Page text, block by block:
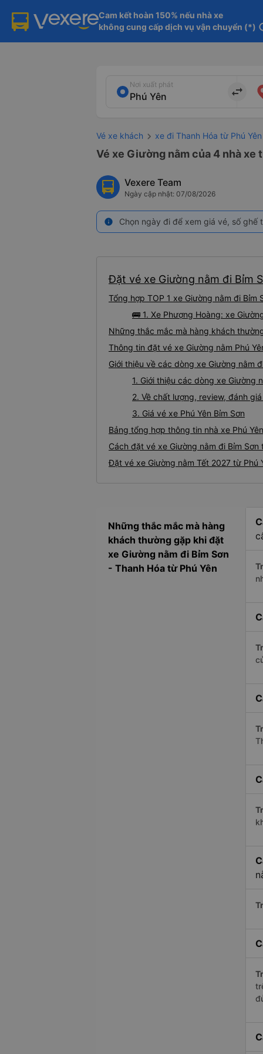
Cam kết hoàn 150% nếu nhà xe
không cung cấp dịch vụ vận chuyển (*)
Nơi xuất phát
import_export
Vé xe khách xe đi Thanh Hóa từ Phú Yên
Vé xe Giường nằm của 4 nhà xe
Vexere Team
Ngày cập nhật: 07/08/2026
info Chọn ngày đi để xem giá vé, số
Đặt vé xe Giường nằm đi Bỉm
Tổng hợp TOP 1 xe Giường nằm đi
🚌 1. Xe Phượng Hoàng: xe
Những thắc mắc mà hàng khách
Thông tin đặt vé xe Giường nằm Phú
Giới thiệu về các dòng xe Giường nằm
1. Giới thiệu các dòng xe Giường
2. Về chất lượng, review, đánh
3. Giá vé xe Phú Yên Bỉm Sơn
Bảng tổng hợp thông tin nhà xe Phú
Cách đặt vé xe Giường nằm đi Bỉm
Đặt vé xe Giường nằm Tết 2027 từ Phú
Những thắc mắc mà hàng
khách thường gặp khi đặt
xe Giường nằm đi Bỉm Sơn
- Thanh Hóa từ Phú Yên